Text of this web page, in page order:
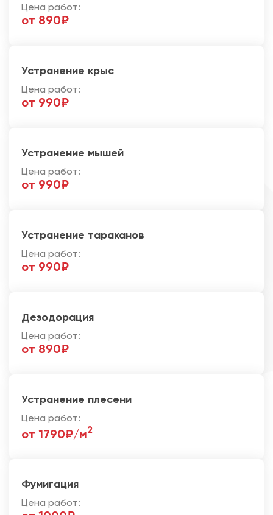
Цена работ:
от 890₽
Устранение крыс
Цена работ:
от 990₽
Устранение мышей
Цена работ:
от 990₽
Устранение тараканов
Цена работ:
от 990₽
Дезодорация
Цена работ:
от 890₽
Устранение плесени
Цена работ:
от 1790₽/м2
Фумигация
Цена работ: